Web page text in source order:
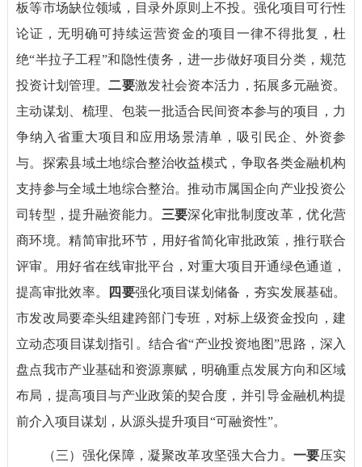
板等市场缺位领域，目录外原则上不投。强化项目可行性
论证，无明确可持续运营资金的项目一律不得批复，杜
绝“半拉子工程”和隐性债务，进一步做好项目分类，规范
投资计划管理。二要激发社会资本活力，拓展多元融资。
主动谋划、梳理、包装一批适合民间资本参与的项目，力
争纳入省重大项目和应用场景清单，吸引民企、外资参
与。探索县域土地综合整治收益模式，争取各类金融机构
支持参与全域土地综合整治。推动市属国企向产业投资公
司转型，提升融资能力。 三要深化审批制度改革，优化营
商环境。精简审批环节，用好省简化审批政策，推行联合
评审。用好省在线审批平台，对重大项目开通绿色通道，
提高审批效率。
四要强化项目谋划储备，夯实发展基础。
市发改局要牵头组建跨部门专班，对标上级资金投向，建
立动态项目谋划指引。结合省“产业投资地图”思路，深入
盘点我市产业基础和资源禀赋，明确重点发展方向和区域
布局，提高项目与产业政策的契合度，并引导金融机构提
前介入项目谋划，从源头提升项目“可融资性”。
（三）强化保障，凝聚改革攻坚强大合力。 一要压实